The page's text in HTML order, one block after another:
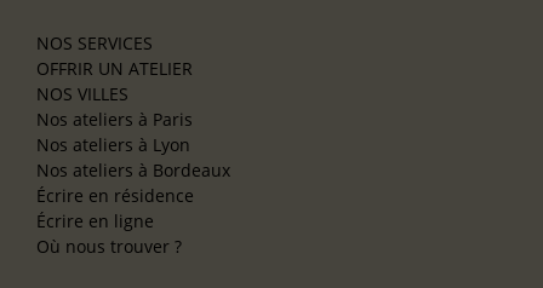
NOS SERVICES
OFFRIR UN ATELIER
NOS VILLES
Nos ateliers à Paris
Nos ateliers à Lyon
Nos ateliers à Bordeaux
Écrire en résidence
Écrire en ligne
Où nous trouver ?